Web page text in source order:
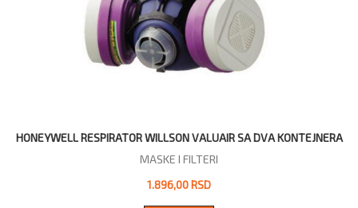
HONEYWELL RESPIRATOR WILLSON VALUAIR SA DVA KONTEJNERA
MASKE I FILTERI
1.896,00 RSD